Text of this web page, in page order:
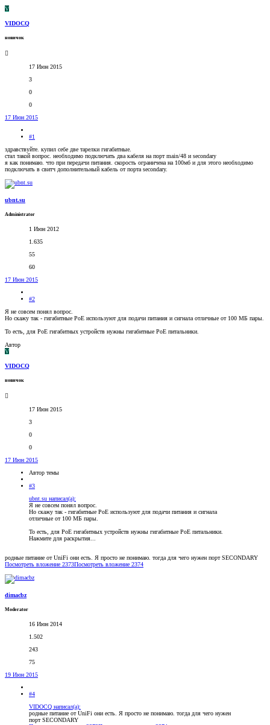
V
VIDOCQ
новичок
17 Июн 2015
3
0
0
17 Июн 2015
#1
здравствуйте. купил себе две тарелки гигабитные.
стал такой вопрос. необходимо подключать два кабеля на порт main/48 и secondary
я как понимаю. что при передачи питания. скорость ограничена на 100мб и для этого необходимо
подключать в свитч дополнительный кабель от порта secondary.
ubnt.su
Administrator
1 Июн 2012
1.635
55
60
17 Июн 2015
#2
Я не совсем понял вопрос.
Но скажу так - гигабитные РоЕ используют для подачи питания и сигнала отличные от 100 МБ пары.
То есть, для РоЕ гигабитных устройств нужны гигабитные РоЕ питальники.
Автор
V
VIDOCQ
новичок
17 Июн 2015
3
0
0
17 Июн 2015
Автор темы
#3
ubnt.su написал(а):
Я не совсем понял вопрос.
Но скажу так - гигабитные РоЕ используют для подачи питания и сигнала
отличные от 100 МБ пары.
То есть, для РоЕ гигабитных устройств нужны гигабитные РоЕ питальники.
Нажмите для раскрытия...
родные питание от UniFi они есть. Я просто не понимаю. тогда для чего нужен порт SECONDARY
Посмотреть вложение 2373Посмотреть вложение 2374
dimacbz
Moderator
16 Июн 2014
1.502
243
75
19 Июн 2015
#4
VIDOCQ написал(а):
родные питание от UniFi они есть. Я просто не понимаю. тогда для чего нужен
порт SECONDARY